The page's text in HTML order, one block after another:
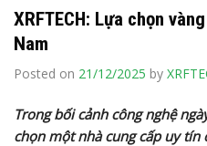
XRFTECH: Lựa chọn
Nam
Posted on 21/12/2025 by
Trong bối cảnh công nghệ
chọn một nhà cung cấp uy